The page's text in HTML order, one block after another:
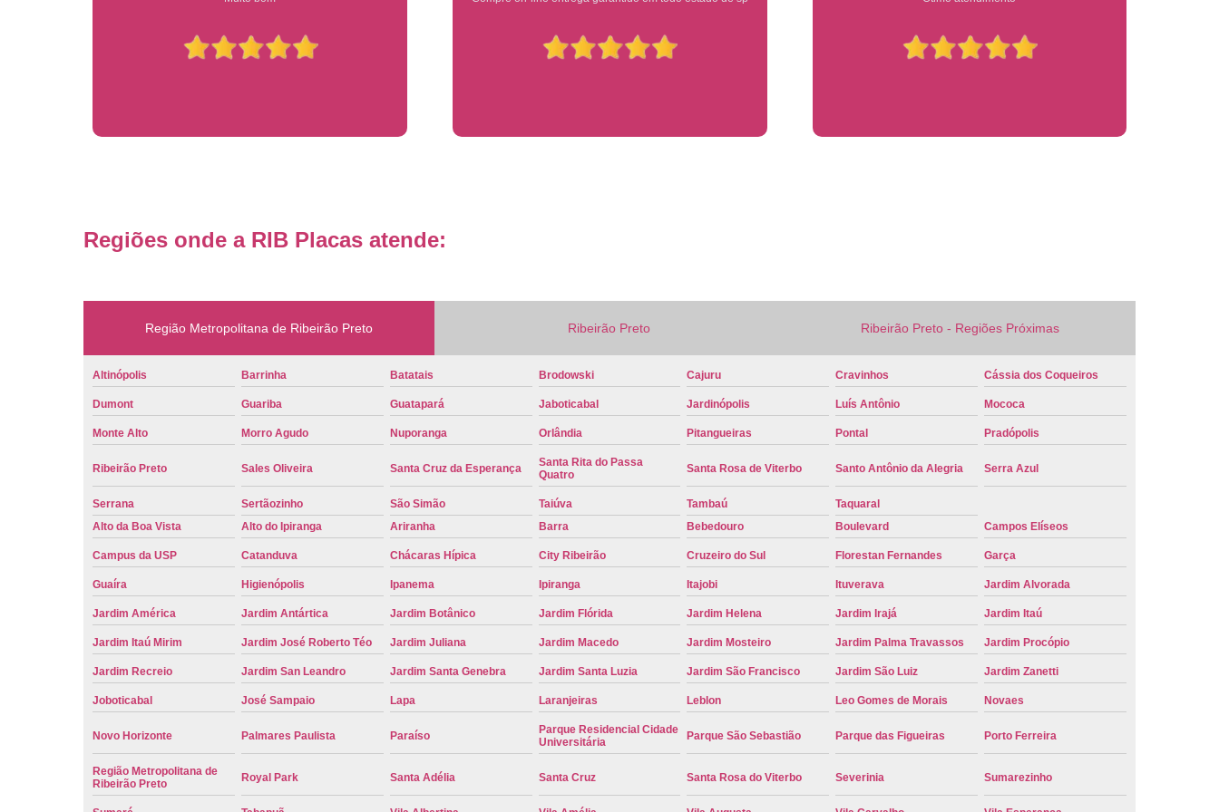
Placa Mercosul Veículo Oficial
Placa Veículo Cravinhos
Modelo Placa Mercosul Ribeirão Preto
Placa Carro Mercosul
Placa de Veículo Mercosul
Placa Mercosul Azul
Placa Mercosul Carro
Placa Modelo Mercosul
Placa Amarela Carro
Placa Carro Detran
Placa de Carro Branca
Placa de Carro Cinza
Placa de Carro Oficial
Placa de um Carro
Placa de um Carro Cravinhos
Placa Preta de Carro
Placa Verde no Carro
Placa Vermelha de Carro
Placa de Identificação Veicular
Placa Veicular
Placa Veicular Amarela
Placa Veicular Azul
Placa Veicular Cinza
Placa Veicular Cravinhos
Placa Veicular Mercosul
Placa Veicular Nova
Placa Veicular Preta
Placa Veicular Ribeirão Preto
Placa Veicular Verde
Placa Veicular Vermelha
Reforma de Placa Automotiva
Reforma de Placa Automotiva Cravinhos
Reforma de Placa Automotiva Ribeirão Preto
Reforma de Placa Carro
Reforma de Placa Veicular
Reforma Placa Automotiva
Reforma Placa Carro
Reforma Placa Veicular
Reformar Placa de Veículo
Serviço de Reforma Placa Veicular
Troca de Placa
Troca de Placa Carro
Regiões onde a RIB Placas atende:
Região Metropolitana de Ribeirão Preto Ribeirão Preto Ribeirão Preto - Regiões Próximas
Altinópolis Barrinha Batatais Brodowski Cajuru Cravinhos Cássia dos Coqueiros
Dumont Guariba Guatapará Jaboticabal Jardinópolis Luís Antônio Mococa
Monte Alto Morro Agudo Nuporanga Orlândia Pitangueiras Pontal Pradópolis
Ribeirão Preto Sales Oliveira Santa Cruz da Esperança
Santa Rita do Passa
Quatro
Santa Rosa de Viterbo Santo Antônio da Alegria Serra Azul
Serrana Sertãozinho São Simão Taiúva Tambaú
Taquaral
Alto da Boa Vista
Alto do Ipiranga Ariranha Barra Bebedouro Boulevard Campos Elíseos
Campus da USP Catanduva Chácaras Hípica City Ribeirão Cruzeiro do Sul Florestan Fernandes Garça
Guaíra Higienópolis Ipanema Ipiranga Itajobi Ituverava Jardim Alvorada
Jardim América Jardim Antártica Jardim Botânico Jardim Flórida Jardim Helena Jardim Irajá Jardim Itaú
Jardim Itaú Mirim Jardim José Roberto Téo Jardim Juliana Jardim Macedo Jardim Mosteiro Jardim Palma Travassos Jardim Procópio
Jardim Recreio Jardim San Leandro Jardim Santa Genebra Jardim Santa Luzia Jardim São Francisco Jardim São Luiz Jardim Zanetti
Joboticabal José Sampaio Lapa Laranjeiras Leblon Leo Gomes de Morais Novaes
Novo Horizonte Palmares Paulista Paraíso
Parque Residencial Cidade
Universitária
Parque São Sebastião Parque das Figueiras Porto Ferreira
Região Metropolitana de
Ribeirão Preto
Royal Park Santa Adélia Santa Cruz Santa Rosa do Viterbo Severinia Sumarezinho